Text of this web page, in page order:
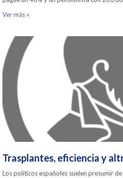
Ver más »
Trasplantes, eficiencia y
Los políticos españoles suelen presumir